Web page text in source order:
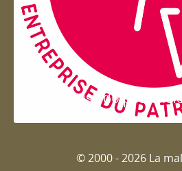
Entreprise du
© 2000 - 2026 La